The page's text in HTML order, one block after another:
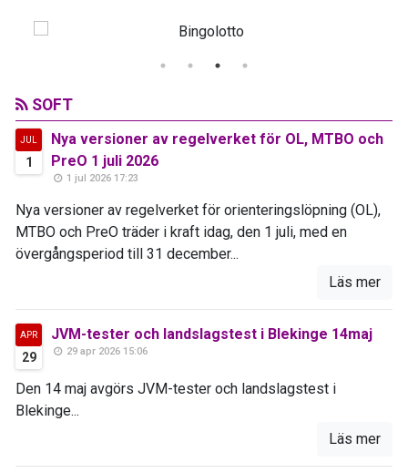
SOFT
JUL
1
Nya versioner av regelverket för OL, MTBO och
PreO 1 juli 2026
1 jul 2026 17:23
Nya versioner av regelverket för orienteringslöpning (OL),
MTBO och PreO träder i kraft idag, den 1 juli, med en
övergångsperiod till 31 december...
Läs mer
APR
29
JVM-tester och landslagstest i Blekinge 14maj
29 apr 2026 15:06
Den 14 maj avgörs JVM-tester och landslagstest i
Blekinge...
Läs mer